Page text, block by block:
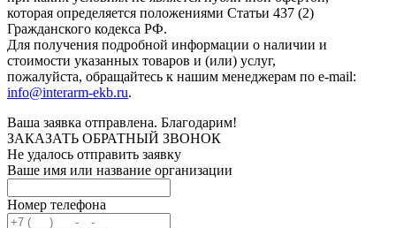
которая определяется положениями Статьи 437 (2)
Гражданского кодекса РФ.
Для получения подробной информации о наличии и
стоимости указанных товаров и (или) услуг,
пожалуйста, обращайтесь к нашим менеджерам по e-mail:
info@interarm-ekb.ru.
Ваша заявка отправлена. Благодарим!
ЗАКАЗАТЬ ОБРАТНЫЙ ЗВОНОК
Не удалось отправить заявку
Ваше имя или название организации
Номер телефона